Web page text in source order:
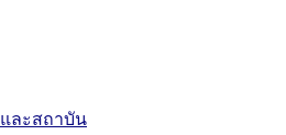
ละสถาบัน